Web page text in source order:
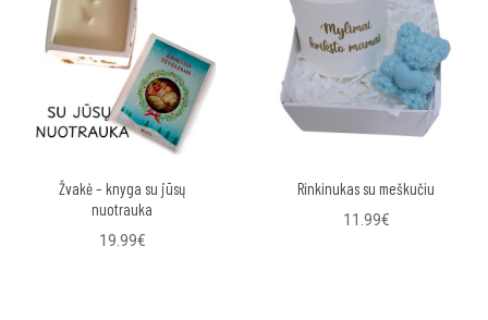
Žvakė – knyga su jūsų
nuotrauka
19.99€
Rinkinukas su meškučiu
11.99€